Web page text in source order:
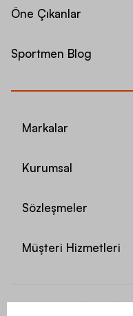
Öne Çıkanlar
Sportmen Blog
Markalar
Kurumsal
Sözleşmeler
Müşteri Hizmetleri